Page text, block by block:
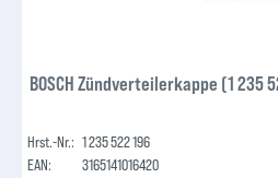
BOSCH Zündverteilerkappe (1 235
Hrst.-Nr.: 1 235 522 196
EAN:
3165141016420